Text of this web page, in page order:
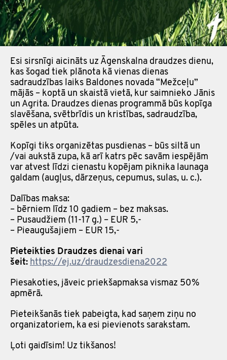
Esi sirsnīgi aicināts uz Āgenskalna draudzes dienu,
kas šogad tiek plānota kā vienas dienas
sadraudzības laiks Baldones novada “Mežceļu”
mājās – koptā un skaistā vietā, kur saimnieko Jānis
un Agrita. Draudzes dienas programmā būs kopīga
slavēšana, svētbrīdis un kristības, sadraudzība,
spēles un atpūta.
Kopīgi tiks organizētas pusdienas – būs siltā un
/vai aukstā zupa, kā arī katrs pēc savām iespējām
var atvest līdzi cienastu kopējam piknika launaga
galdam (augļus, dārzeņus, cepumus, sulas, u. c.).
Dalības maksa:
– bērniem līdz 10 gadiem – bez maksas.
– Pusaudžiem (11-17 g.) – EUR 5,-
– Pieaugušajiem – EUR 15,-
Pieteikties Draudzes dienai vari
šeit: https://ej.uz/draudzesdiena2022
Piesakoties, jāveic priekšapmaksa vismaz 50%
apmērā.
Pieteikšanās tiek pabeigta, kad saņem ziņu no
organizatoriem, ka esi pievienots sarakstam.
Ļoti gaidīsim! Uz tikšanos!